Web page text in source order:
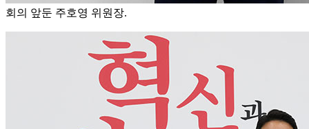
회의 앞둔 주호영 위원장.